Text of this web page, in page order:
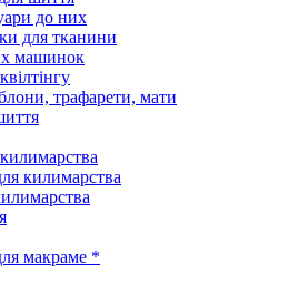
до них
для тканини
машинок
трафарети, мати
килимарства
макраме *